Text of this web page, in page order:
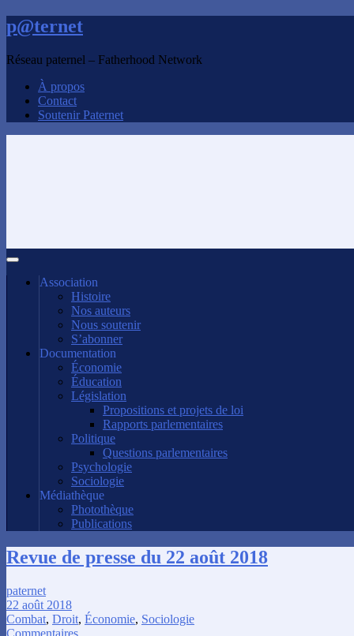
p@ternet
Réseau paternel – Fatherhood Network
À propos
Contact
Soutenir Paternet
Association
Histoire
Nos auteurs
Nous soutenir
S’abonner
Documentation
Économie
Éducation
Législation
Propositions et projets de loi
Rapports parlementaires
Politique
Questions parlementaires
Psychologie
Sociologie
Médiathèque
Photothèque
Publications
Revue de presse du 22 août 2018
paternet
22 août 2018
Combat, Droit, Économie, Sociologie
Commentaires